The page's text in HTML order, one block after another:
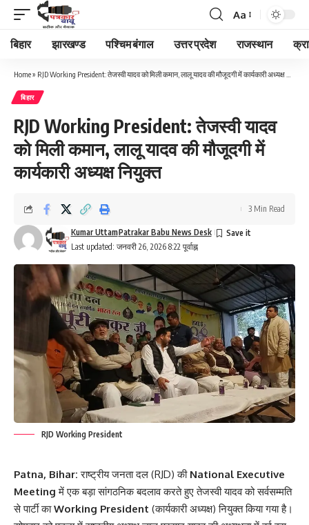
Font
Resizer
Aa
बिहार झारखण्ड पश्चिम बंगाल उत्तर प्रदेश राजस्थान
Home» RJD Working President: तेजस्वी यादव को मिली कमान, लालू यादव की मौजूदगी में कार्यकारी अध्यक्ष नियुक्त
बिहार
RJD Working President: तेजस्वी यादव
को मिली कमान, लालू यादव की मौजूदगी में
कार्यकारी अध्यक्ष नियुक्त
Last updated: जनवरी 26, 2026 8:22 पूर्वाह्न
Kumar UttamPatrakar Babu News Desk
3 Min Read
RJD Working President
Patna, Bihar: राष्ट्रीय जनता दल (RJD) की National Executive
Meeting में एक बड़ा सांगठनिक बदलाव करते हुए तेजस्वी यादव को सर्वसम्मति
से पार्टी काWorking President (कार्यकारी अध्यक्ष) नियुक्त किया गया है।